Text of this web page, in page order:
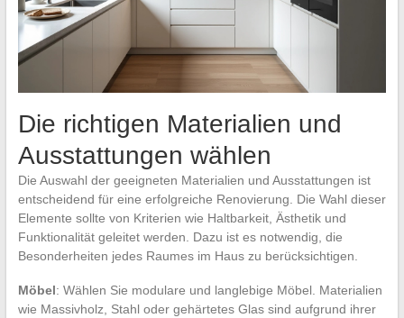
Die richtigen Materialien und
Ausstattungen wählen
Die Auswahl der geeigneten Materialien und Ausstattungen ist
entscheidend für eine erfolgreiche Renovierung. Die Wahl dieser
Elemente sollte von Kriterien wie Haltbarkeit, Ästhetik und
Funktionalität geleitet werden. Dazu ist es notwendig, die
Besonderheiten jedes Raumes im Haus zu berücksichtigen.
Möbel: Wählen Sie modulare und langlebige Möbel. Materialien
wie Massivholz, Stahl oder gehärtetes Glas sind aufgrund ihrer